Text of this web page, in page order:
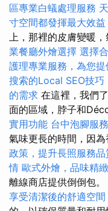
區專業白蟻處理服務
寸空間都發揮最大效益
上，那裡的皮膚變暖
業餐廳外燴選擇 選擇
護理專業服務，為您
搜索的Local SEO技巧
的需求 在這裡，我們
面的區域，脖子和
實用功能 台中泡腳服務
氣味更長的時間，因
政策，提升長照服務
情 歐式外燴，品味精
離線商店提供倒倒包。
享受清潔後的舒適空間